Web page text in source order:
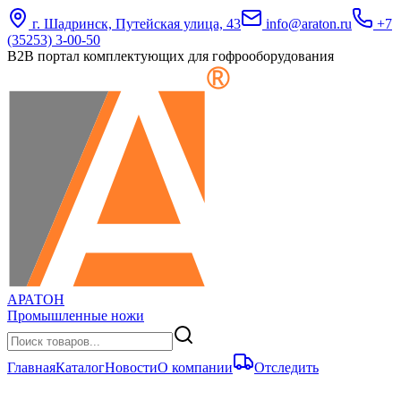
г. Шадринск, Путейская улица, 43 info@araton.ru
+7
(35253) 3-00-50
B2B портал комплектующих для гофрооборудования
АРАТОН
Промышленные ножи
ГлавнаяКаталогНовостиО компании Отследить